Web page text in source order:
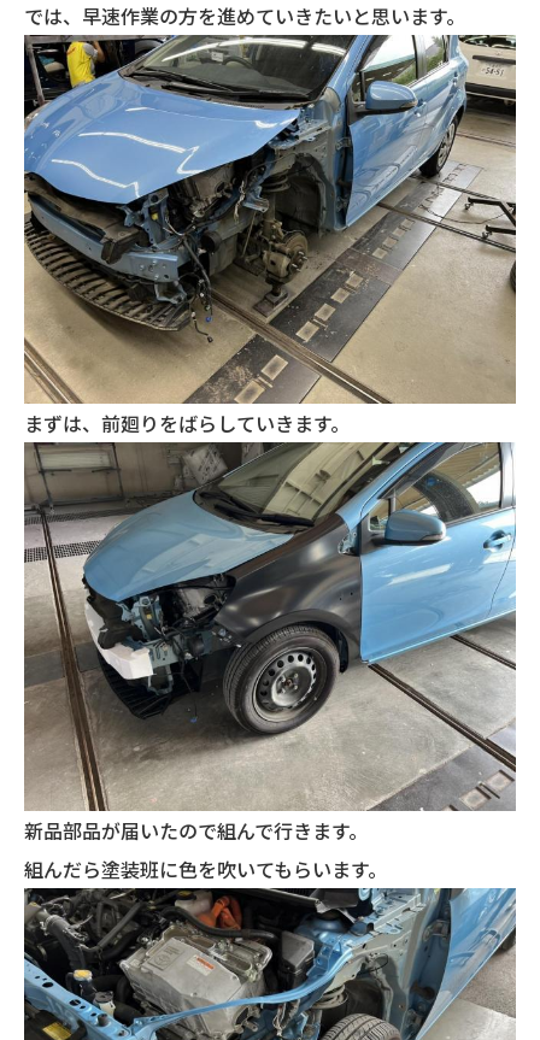
では、早速作業の方を進めていきたいと思います。
まずは、前廻りをばらしていきます。
新品部品が届いたので組んで行きます。
組んだら塗装班に色を吹いてもらいます。